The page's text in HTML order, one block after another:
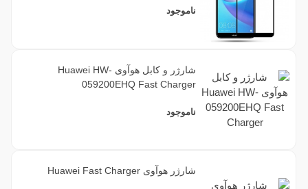
ناموجود
شارژر و کابل هوآوی Huawei HW-
059200EHQ Fast Charger
ناموجود
شارژر هوآوی Huawei Fast Charger